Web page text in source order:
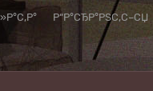
Р“Р°СЂР°РЅС‚С–СЏ